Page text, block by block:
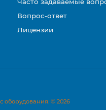
Вопрос-ответ
Лицензии
© 2026